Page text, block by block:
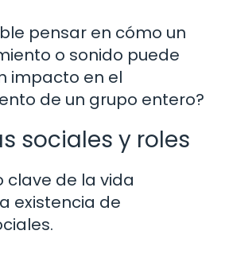
pensar en cómo un
o sonido puede
impacto en el
de un grupo entero?
sociales y roles
clave de la vida
existencia de